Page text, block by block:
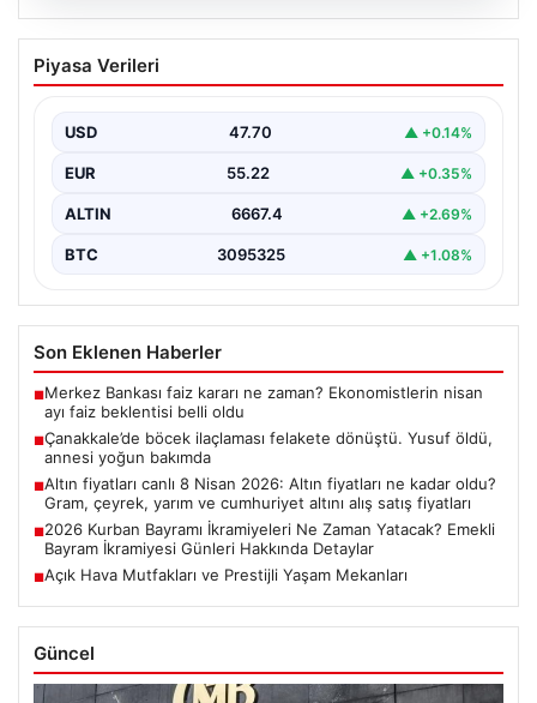
06.08.2026
Çanakkale’de böcek ilaçlaması felakete
dönüştü. Yusuf öldü, annesi yoğun
Piyasa Verileri
USD 47.70 ▲ +0.14%
EUR 55.22 ▲ +0.35%
ALTIN 6667.4 ▲ +2.69%
BTC 3095325 ▲ +1.08%
Son Eklenen Haberler
■Merkez Bankası faiz kararı ne zaman? Ekonomistlerin nisan
ayı faiz beklentisi belli oldu
■Çanakkale’de böcek ilaçlaması felakete dönüştü. Yusuf öldü,
annesi yoğun bakımda
■Altın fiyatları canlı 8 Nisan 2026: Altın fiyatları ne kadar oldu?
Gram, çeyrek, yarım ve cumhuriyet altını alış satış fiyatları
■2026 Kurban Bayramı İkramiyeleri Ne Zaman Yatacak? Emekli
Bayram İkramiyesi Günleri Hakkında Detaylar
■Açık Hava Mutfakları ve Prestijli Yaşam Mekanları
Güncel